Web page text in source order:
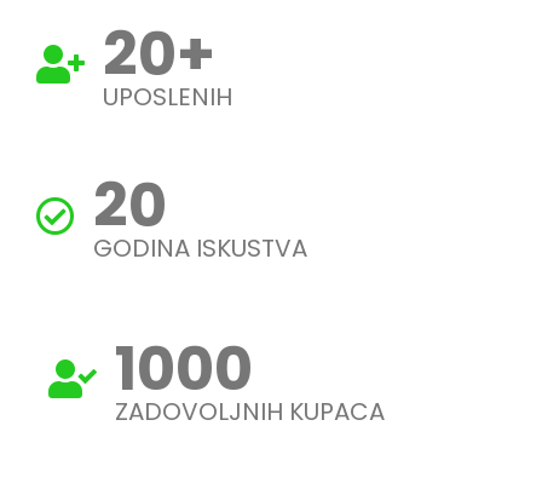
20+
UPOSLENIH
20
GODINA ISKUSTVA
1000
ZADOVOLJNIH KUPACA